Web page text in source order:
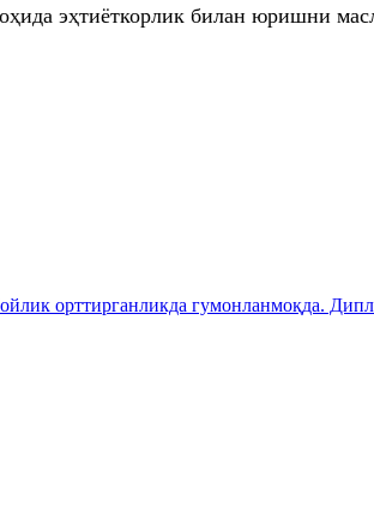
эҳтиёткорлик билан юришни
орттирганликда гумонланмоқда.